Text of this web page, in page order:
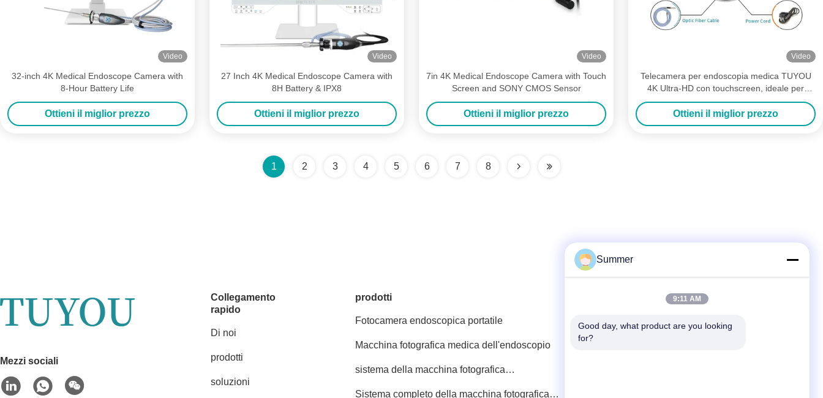
Video
32-inch 4K Medical Endoscope Camera with
8-Hour Battery Life
Ottieni il miglior prezzo
Video
27 Inch 4K Medical Endoscope Camera with
8H Battery & IPX8
Ottieni il miglior prezzo
Video
7in 4K Medical Endoscope Camera with Touch
Screen and SONY CMOS Sensor
Ottieni il miglior prezzo
Video
Telecamera per endoscopia medica TUYOU
4K Ultra-HD con touchscreen, ideale per
interventi chirurgici minimamente invasivi
Ottieni il miglior prezzo
1 2 3 4 5 6 7 8
Mezzi sociali
Collegamento
rapido
Di noi
prodotti
soluzioni
prodotti
Fotocamera endoscopica portatile
Macchina fotografica medica dell'endoscopio
sistema della macchina fotografica
Sistema completo della macchina fotografica
Contatto rapido
Telefono
Summer
9:11 AM
Good day, what product are you looking
for?